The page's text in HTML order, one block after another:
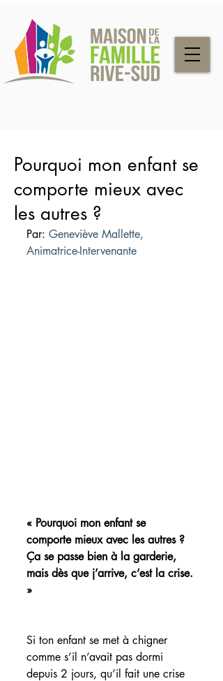
Pourquoi mon enfant se
comporte mieux avec
les autres ?
Par: Geneviève Mallette,
Animatrice-Intervenante
« Pourquoi mon enfant se
comporte mieux avec les autres ?
Ça se passe bien à la garderie,
mais dès que j’arrive, c’est la crise.
»
Si ton enfant se met à chigner
comme s’il n’avait pas dormi
depuis 2 jours, qu’il fait une crise